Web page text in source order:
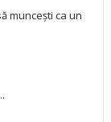
muncești ca un